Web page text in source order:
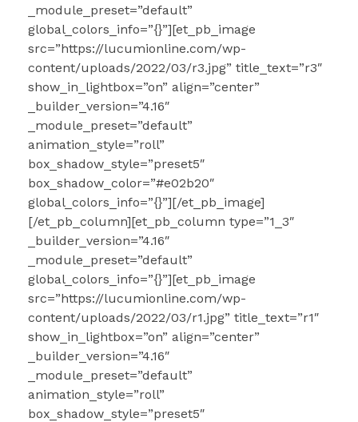
_module_preset=”default”
global_colors_info=”{}”][et_pb_image
src=”https://lucumionline.com/wp-
content/uploads/2022/03/r3.jpg” title_text=”r3″
show_in_lightbox=”on” align=”center”
_builder_version=”4.16″
_module_preset=”default”
animation_style=”roll”
box_shadow_style=”preset5″
box_shadow_color=”#e02b20″
global_colors_info=”{}”][/et_pb_image]
[/et_pb_column][et_pb_column type=”1_3″
_builder_version=”4.16″
_module_preset=”default”
global_colors_info=”{}”][et_pb_image
src=”https://lucumionline.com/wp-
content/uploads/2022/03/r1.jpg” title_text=”r1″
show_in_lightbox=”on” align=”center”
_builder_version=”4.16″
_module_preset=”default”
animation_style=”roll”
box_shadow_style=”preset5″